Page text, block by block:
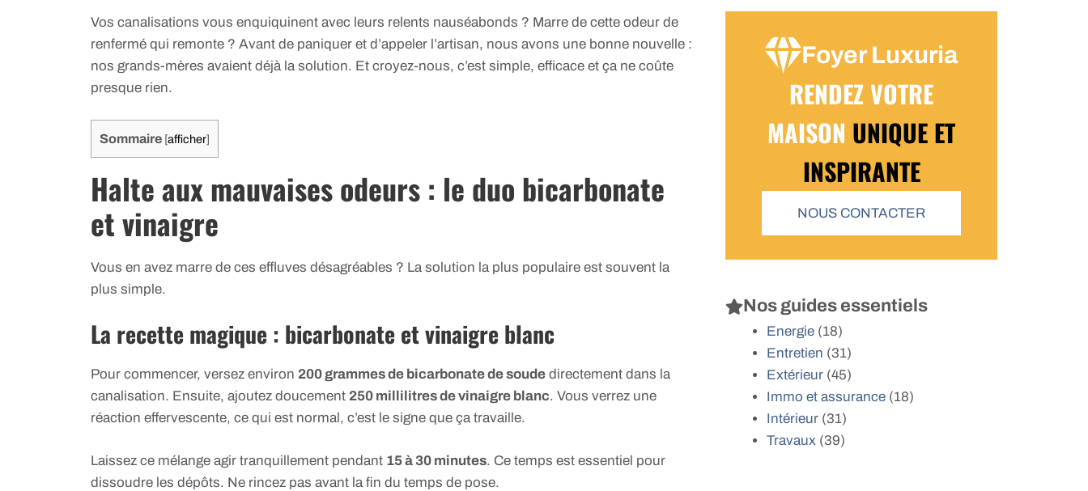
Vos canalisations vous enquiquinent avec leurs relents nauséabonds ? Marre de cette odeur de
renfermé qui remonte ? Avant de paniquer et d’appeler l’artisan, nous avons une bonne nouvelle :
nos grands-mères avaient déjà la solution. Et croyez-nous, c’est simple, efficace et ça ne coûte
presque rien.
Sommaire [afficher]
Halte aux mauvaises odeurs : le duo bicarbonate
et vinaigre
Vous en avez marre de ces effluves désagréables ? La solution la plus populaire est souvent la
plus simple.
La recette magique : bicarbonate et vinaigre blanc
Pour commencer, versez environ 200 grammes de bicarbonate de soude directement dans la
canalisation. Ensuite, ajoutez doucement 250 millilitres de vinaigre blanc. Vous verrez une
réaction effervescente, ce qui est normal, c’est le signe que ça travaille.
Laissez ce mélange agir tranquillement pendant 15 à 30 minutes. Ce temps est essentiel pour
dissoudre les dépôts. Ne rincez pas avant la fin du temps de pose.
Foyer Luxuria
RENDEZ VOTRE
MAISON UNIQUE ET
INSPIRANTE
NOUS CONTACTER
Nos guides essentiels
Energie (18)
Entretien (31)
Extérieur (45)
Immo et assurance (18)
Intérieur (31)
Travaux (39)